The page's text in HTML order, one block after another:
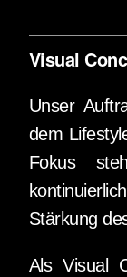
Visual
Unser
dem
Fokus
Stärkung
Als Visual